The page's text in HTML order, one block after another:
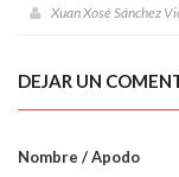
Xuan Xosé Sánchez
DEJAR UN
Nombre / Apodo